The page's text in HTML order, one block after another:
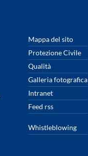
Mappa del sito
Protezione Civile
Qualità
Galleria fotografica
Intranet
Feed rss
Whistleblowing